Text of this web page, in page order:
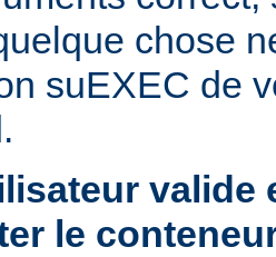
chose
suEXEC de
valide
le